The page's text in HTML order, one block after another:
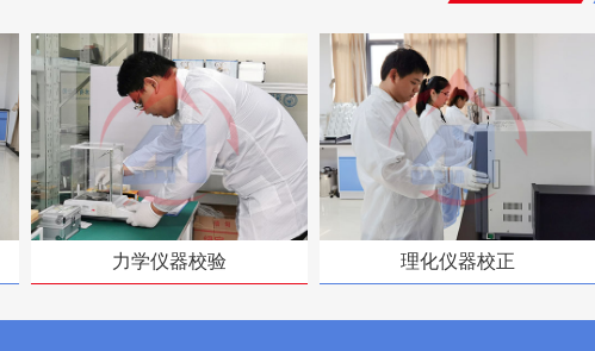
力学仪器校验 理化仪器校正